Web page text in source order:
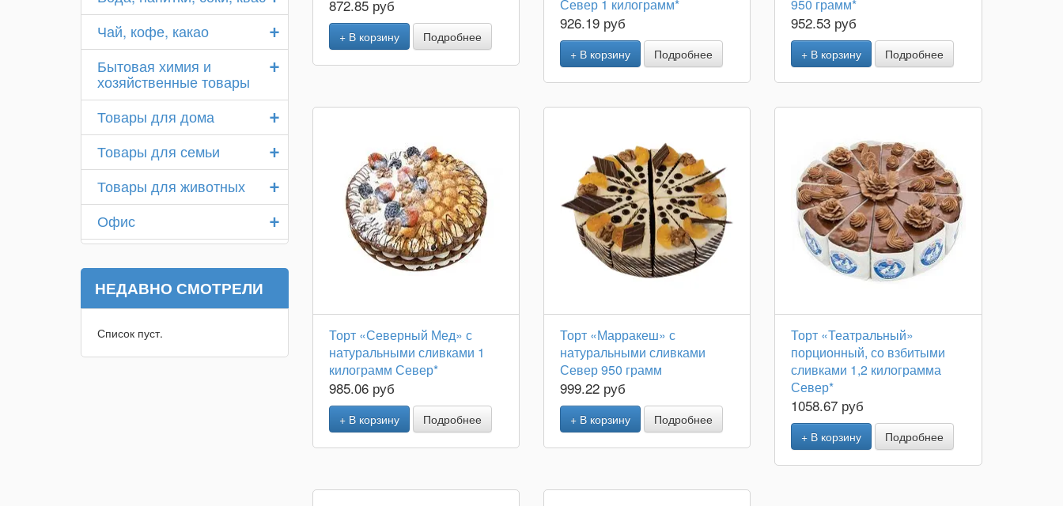
872.85 руб
+ В корзину Подробнее
Север 1 килограмм*
926.19 руб
+ В корзину Подробнее
950 грамм*
952.53 руб
+ В корзину Подробнее
Торт «Северный Мед» с
натуральными сливками 1
килограмм Север*
985.06 руб
+ В корзину Подробнее
Торт «Марракеш» с
натуральными сливками
Север 950 грамм
999.22 руб
+ В корзину Подробнее
Торт «Театральный»
порционный, со взбитыми
сливками 1,2 килограмма
Север*
1058.67 руб
+ В корзину Подробнее
+
Чай, кофе, какао
+
Бытовая химия и
хозяйственные товары
+
Товары для дома
+
Товары для семьи
+
Товары для животных
+
Офис
НЕДАВНО СМОТРЕЛИ
Список пуст.